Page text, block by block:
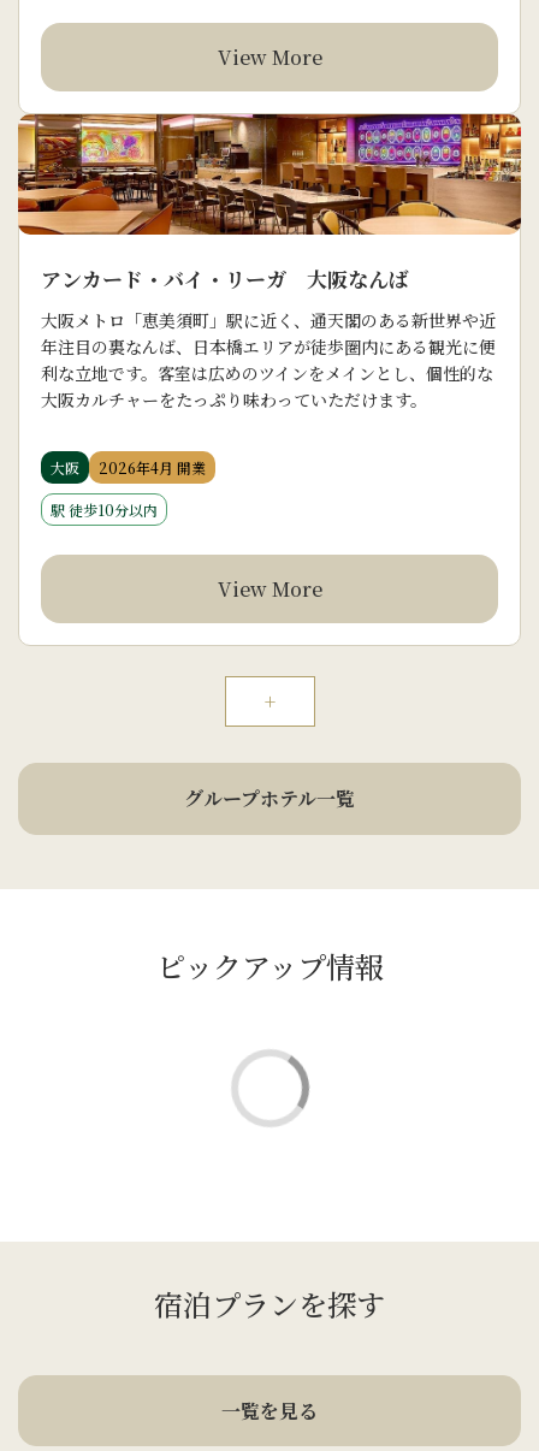
View More
アンカード・バイ・リーガ 大阪なんば
大阪メトロ「恵美須町」駅に近く、通天閣のある新世界や近
年注目の裏なんば、日本橋エリアが徒歩圏内にある観光に便
利な立地です。客室は広めのツインをメインとし、個性的な
大阪カルチャーをたっぷり味わっていただけます。
大阪 2026年4月 開業
駅 徒歩10分以内
View More
+
グループホテル一覧
ピックアップ情報
宿泊プランを探す
一覧を見る